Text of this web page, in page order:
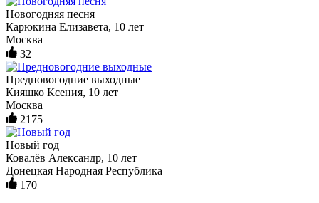
Новогодняя песня
Карюкина Елизавета, 10 лет
Москва
32
Предновогодние выходные
Кияшко Ксения, 10 лет
Москва
2175
Новый год
Ковалёв Александр, 10 лет
Донецкая Народная Республика
170